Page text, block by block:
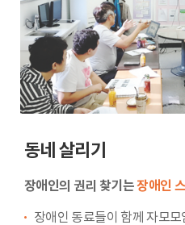
동네 살리기
장애인의 권리 찾기는장애인
장애인 동료들이 함께 자모